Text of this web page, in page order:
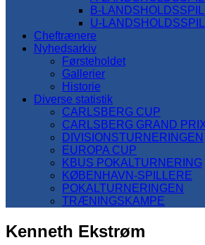
B-
U-
Cheftrænere
Nyhedsarkiv
Førsteholdet
Gallerier
Historie
Diverse statistik
CARLSBERG CUP
CARLSBERG GRAND
DIVISIONSTURNERINGEN
EUROPA CUP
KBUS POKALTURNERING
KØBENHAVN-SPILLERE
POKALTURNERINGEN
TRÆNINGSKAMPE
Kenneth Ekstrøm